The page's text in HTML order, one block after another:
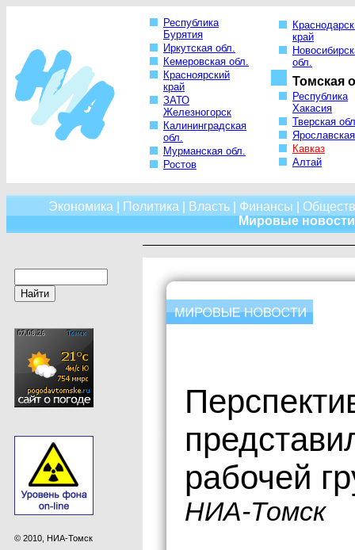
Республика
Бурятия
Иркутская обл.
Кемеровская обл.
Красноярский
край
ЗАТО
Железногорск
Калининградская
обл.
Мурманская обл.
Ростов
край
обл.
Томская
Республика
Хакасия
Тверская
Кавказ
Алтай
Экономика Политика Власть| Финансы
Мировые новости
© 2010, НИА-Томск
рабочей
НИА-Томск